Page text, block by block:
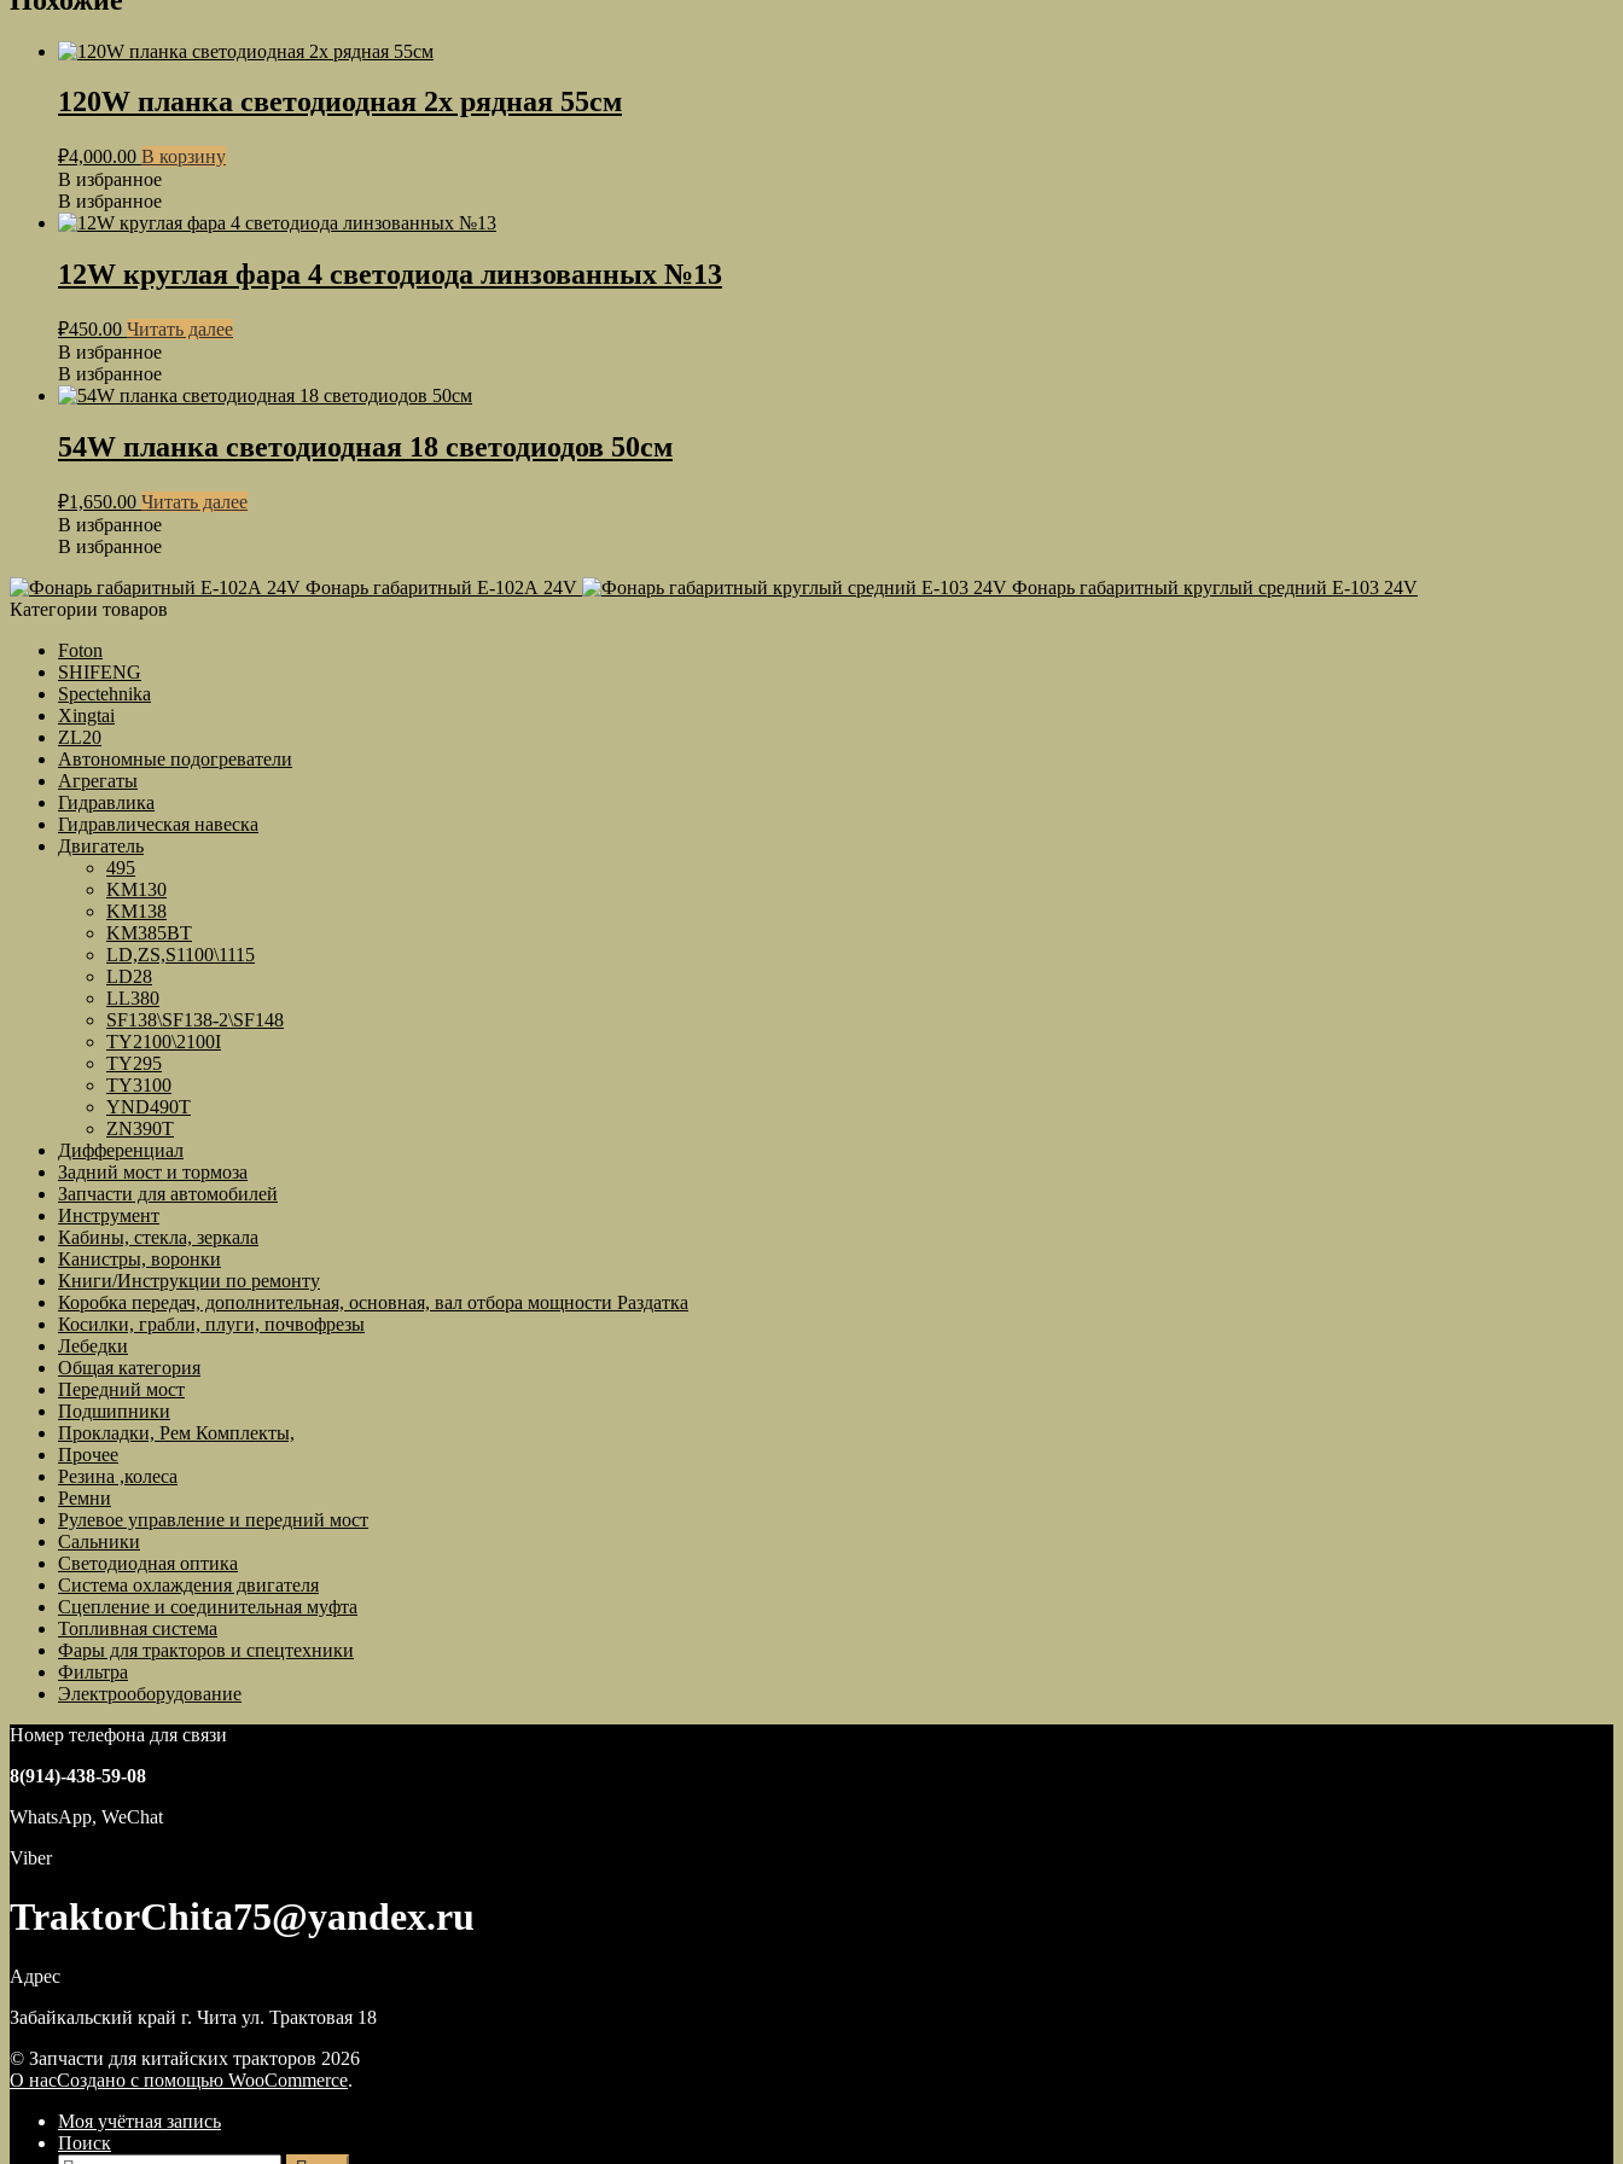
120W планка светодиодная 2х рядная 55см
₽4,000.00 В корзину
В избранное
В избранное
12W круглая фара 4 светодиода линзованных №13
₽450.00 Читать далее
В избранное
В избранное
54W планка светодиодная 18 светодиодов 50см
₽1,650.00 Читать далее
В избранное
В избранное
Фонарь габаритный E-102А 24V
Фонарь габаритный круглый средний E-103 24V
Категории товаров
Foton
SHIFENG
Spectehnika
Xingtai
ZL20
Автономные подогреватели
Агрегаты
Гидравлика
Гидравлическая навеска
Двигатель
495
KM130
KM138
KM385BT
LD,ZS,S1100\1115
LD28
LL380
SF138\SF138-2\SF148
TY2100\2100I
TY295
TY3100
YND490T
ZN390T
Дифференциал
Задний мост и тормоза
Запчасти для автомобилей
Инструмент
Кабины, стекла, зеркала
Канистры, воронки
Книги/Инструкции по ремонту
Коробка передач, дополнительная, основная, вал отбора мощности Раздатка
Косилки, грабли, плуги, почвофрезы
Лебедки
Общая категория
Передний мост
Подшипники
Прокладки, Рем Комплекты,
Прочее
Резина ,колеса
Ремни
Рулевое управление и передний мост
Сальники
Светодиодная оптика
Система охлаждения двигателя
Сцепление и соединительная муфта
Топливная система
Фары для тракторов и спецтехники
Фильтра
Электрооборудование
Номер телефона для связи
8(914)-438-59-08
WhatsApp, WeChat
Viber
TraktorChita75@yandex.ru
Адрес
Забайкальский край г. Чита ул. Трактовая 18
© Запчасти для китайских тракторов 2026
О насСоздано с помощью WooCommerce.
Моя учётная запись
Поиск